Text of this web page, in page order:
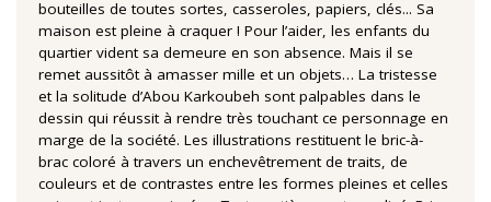
bouteilles de toutes sortes, casseroles, papiers, clés... Sa
maison est pleine à craquer ! Pour l’aider, les enfants du
quartier vident sa demeure en son absence. Mais il se
remet aussitôt à amasser mille et un objets… La tristesse
et la solitude d’Abou Karkoubeh sont palpables dans le
dessin qui réussit à rendre très touchant ce personnage en
marge de la société. Les illustrations restituent le bric-à-
brac coloré à travers un enchevêtrement de traits, de
couleurs et de contrastes entre les formes pleines et celles